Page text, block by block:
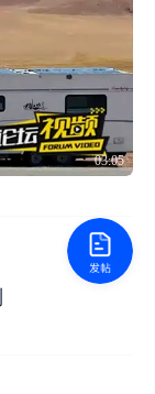
03:05